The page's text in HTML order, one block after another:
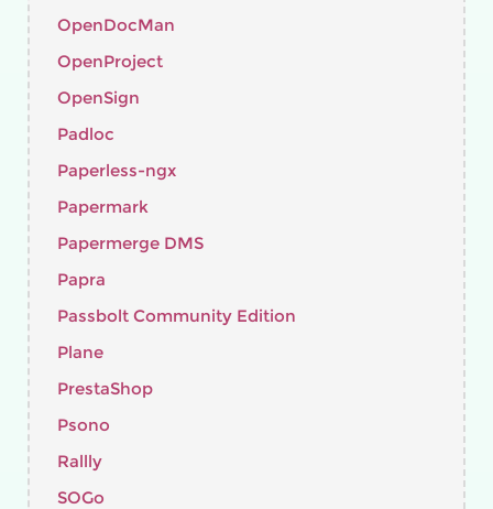
OpenDocMan
OpenProject
OpenSign
Padloc
Paperless-ngx
Papermark
Papermerge DMS
Papra
Passbolt Community Edition
Plane
PrestaShop
Psono
Rallly
SOGo